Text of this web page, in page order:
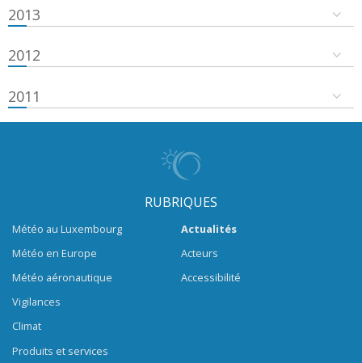
2013
2012
2011
RUBRIQUES
Météo au Luxembourg
Météo en Europe
Météo aéronautique
Vigilances
Climat
Produits et services
Actualités
Acteurs
Accessibilité